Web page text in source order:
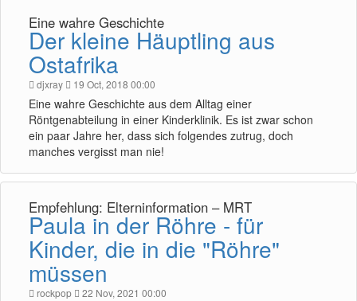
Eine wahre Geschichte
Der kleine Häuptling aus
Ostafrika
djxray 19 Oct, 2018 00:00
Eine wahre Geschichte aus dem Alltag einer
Röntgenabteilung in einer Kinderklinik. Es ist zwar schon
ein paar Jahre her, dass sich folgendes zutrug, doch
manches vergisst man nie!
Empfehlung: Elterninformation – MRT
Paula in der Röhre - für
Kinder, die in die "Röhre"
müssen
rockpop 22 Nov, 2021 00:00